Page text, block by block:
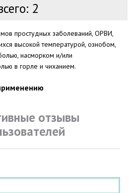
2
простудных заболеваний, ОРВИ,
высокой температурой, ознобом,
насморком и/или
в горле и чиханием.
отзывы